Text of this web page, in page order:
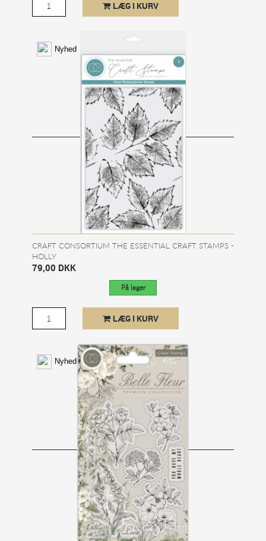
LÆG I KURV
Nyhed
CRAFT CONSORTIUM THE ESSENTIAL CRAFT STAMPS -
HOLLY
79,00 DKK
På lager
LÆG I KURV
Nyhed